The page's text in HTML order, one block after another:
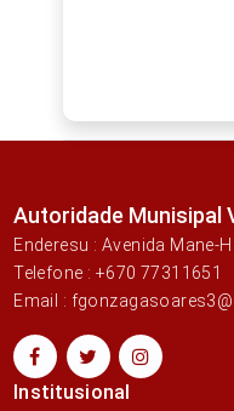
Autoridade Munisipal
Enderesu : Avenida Mane-
Telefone : +670 77311651
Email :
Institusional